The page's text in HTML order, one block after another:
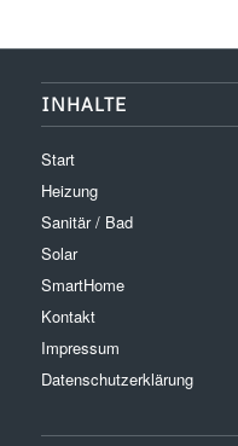
INHALTE
Start
Heizung
Sanitär / Bad
Solar
SmartHome
Kontakt
Impressum
Datenschutzerklärung